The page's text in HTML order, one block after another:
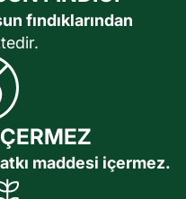
fındıklarından
maddesi içermez.